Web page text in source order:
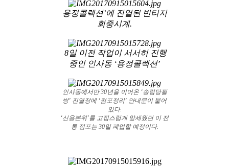
용정콜렉션’에 진열된 빈티지
회중시계.
8일 이전 작업이 서서히 진행
중인 인사동 ‘용정콜렉션’
인사동에서만 30년을 이어온 ‘송림당필
방’ 진열장에 ‘점포정리’ 안내문이 붙어
있다.
‘신용본위’를 고집스럽게 앞세웠던 이 전
통 점포는 30일 폐업할 예정이다.